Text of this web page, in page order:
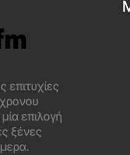
επιτυχίες
επιλογή
ξένες